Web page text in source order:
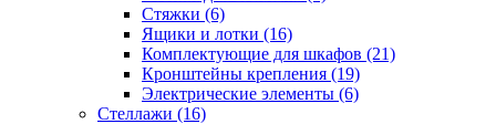
Стяжки (6)
Ящики и лотки (16)
Комплектующие для шкафов (21)
Кронштейны крепления (19)
Электрические элементы (6)
Стеллажи (16)